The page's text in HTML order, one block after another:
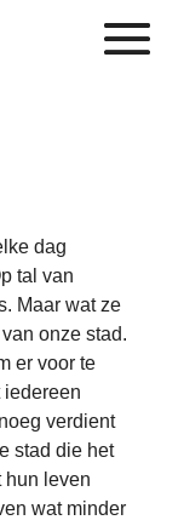
dag
tal van
Maar wat ze
onze stad.
er voor te
iedereen
verdient
stad die het
hun leven
wat minder